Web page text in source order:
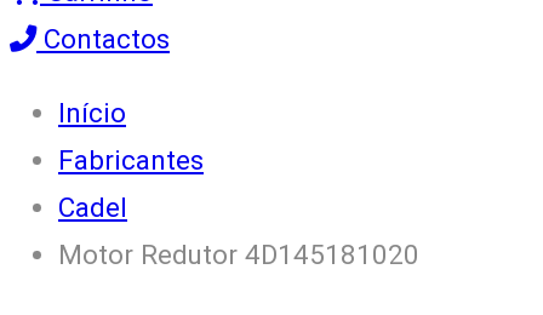
Contactos
Início
Fabricantes
Cadel
Motor Redutor 4D145181020